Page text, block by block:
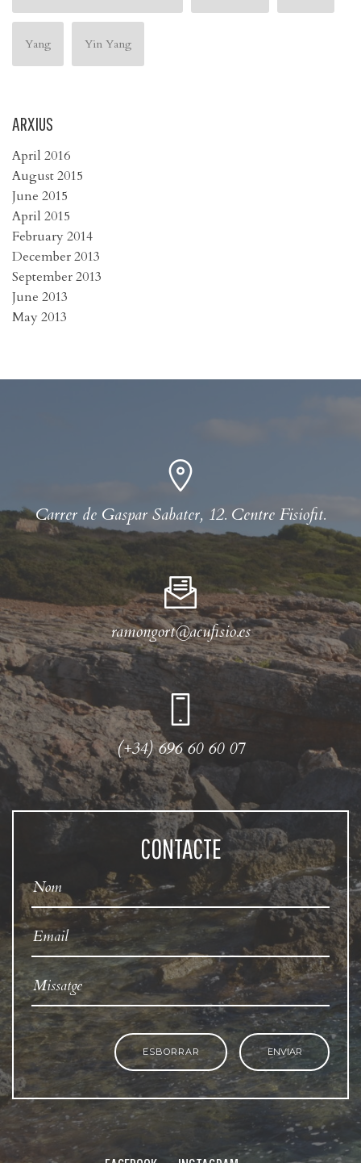
Yang Yin Yang
ARXIUS
April 2016
August 2015
June 2015
April 2015
February 2014
December 2013
September 2013
June 2013
May 2013
Carrer de Gaspar Sabater, 12. Centre Fisiofit.
ramongort@acufisio.es
(+34) 696 60 60 07
CONTACTE
ESBORRAR ENVIAR